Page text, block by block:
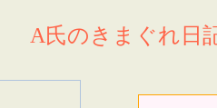
A氏のきまぐれ日